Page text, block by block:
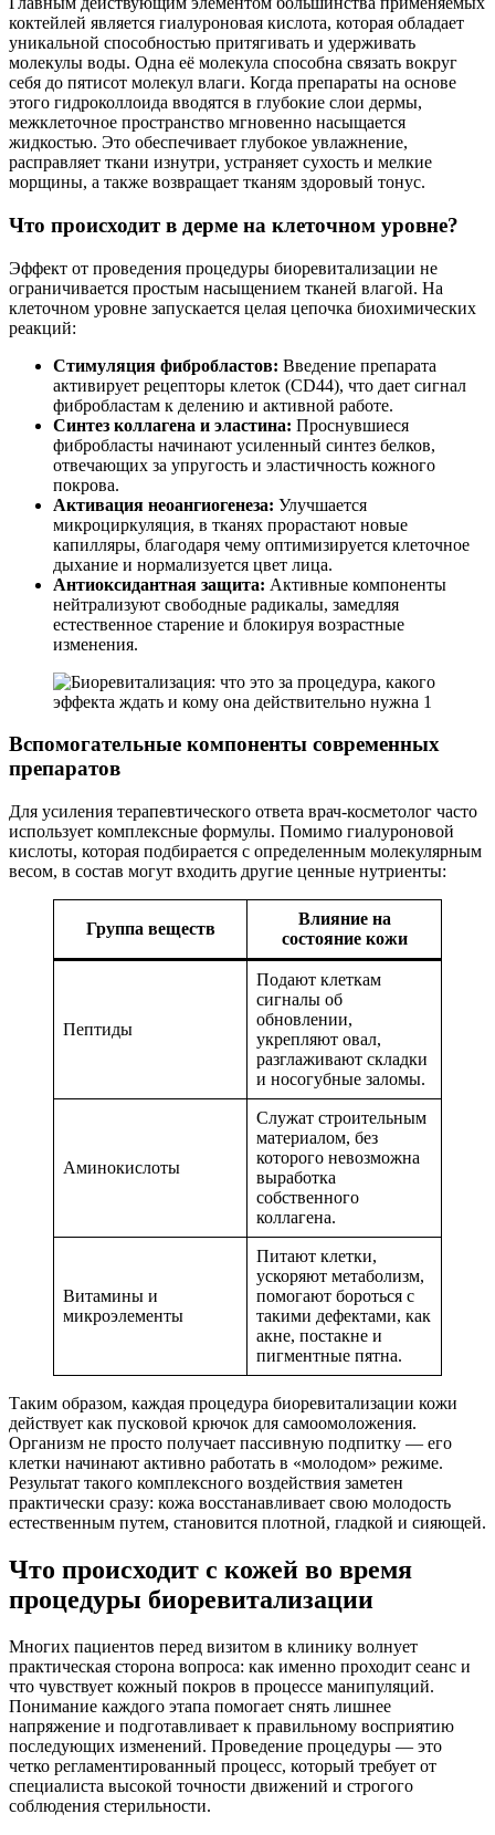
коктейлей является гиалуроновая кислота, которая обладает
уникальной способностью притягивать и удерживать
молекулы воды. Одна её молекула способна связать вокруг
себя до пятисот молекул влаги. Когда препараты на основе
этого гидроколлоида вводятся в глубокие слои дермы,
межклеточное пространство мгновенно насыщается
жидкостью. Это обеспечивает глубокое увлажнение,
расправляет ткани изнутри, устраняет сухость и мелкие
морщины, а также возвращает тканям здоровый тонус.
Что происходит в дерме на клеточном уровне?
Эффект от проведения процедуры биоревитализации не
ограничивается простым насыщением тканей влагой. На
клеточном уровне запускается целая цепочка биохимических
реакций:
Стимуляция фибробластов: Введение препарата
активирует рецепторы клеток (CD44), что дает сигнал
фибробластам к делению и активной работе.
Синтез коллагена и эластина: Проснувшиеся
фибробласты начинают усиленный синтез белков,
отвечающих за упругость и эластичность кожного
покрова.
Активация неоангиогенеза: Улучшается
микроциркуляция, в тканях прорастают новые
капилляры, благодаря чему оптимизируется клеточное
дыхание и нормализуется цвет лица.
Антиоксидантная защита: Активные компоненты
нейтрализуют свободные радикалы, замедляя
естественное старение и блокируя возрастные
изменения.
Вспомогательные компоненты современных
препаратов
Для усиления терапевтического ответа врач-косметолог часто
использует комплексные формулы. Помимо гиалуроновой
кислоты, которая подбирается с определенным молекулярным
весом, в состав могут входить другие ценные нутриенты:
Группа веществ
Влияние на
состояние кожи
Пептиды
Подают клеткам
сигналы об
обновлении,
укрепляют овал,
разглаживают складки
и носогубные заломы.
Аминокислоты
Служат строительным
материалом, без
которого невозможна
выработка
собственного
коллагена.
Витамины и
микроэлементы
Питают клетки,
ускоряют метаболизм,
помогают бороться с
такими дефектами, как
акне, постакне и
пигментные пятна.
Таким образом, каждая процедура биоревитализации кожи
действует как пусковой крючок для самоомоложения.
Организм не просто получает пассивную подпитку — его
клетки начинают активно работать в «молодом» режиме.
Результат такого комплексного воздействия заметен
практически сразу: кожа восстанавливает свою молодость
естественным путем, становится плотной, гладкой и сияющей.
Что происходит с кожей во время
процедуры биоревитализации
Многих пациентов перед визитом в клинику волнует
практическая сторона вопроса: как именно проходит сеанс и
что чувствует кожный покров в процессе манипуляций.
Понимание каждого этапа помогает снять лишнее
напряжение и подготавливает к правильному восприятию
последующих изменений. Проведение процедуры — это
четко регламентированный процесс, который требует от
специалиста высокой точности движений и строгого
соблюдения стерильности.